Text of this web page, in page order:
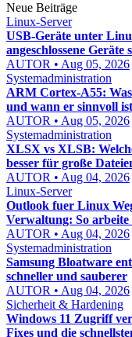
Neue Beiträge
Linux-Server
USB-Geräte unter
angeschlossene Geräte
AUTOR • Aug 05, 2026
Systemadministration
ARM Cortex-A55:
und wann er sinnvoll ist
AUTOR • Aug 05, 2026
Systemadministration
XLSX vs XLSB:
besser für große
AUTOR • Aug 04, 2026
Linux-Server
Outlook fuer Linux
Verwaltung: So
AUTOR • Aug 04, 2026
Systemadministration
Samsung Bloatware
schneller und sauberer
AUTOR • Aug 04, 2026
Sicherheit & Hardening
Windows 11 Zugriff
Fixes und die